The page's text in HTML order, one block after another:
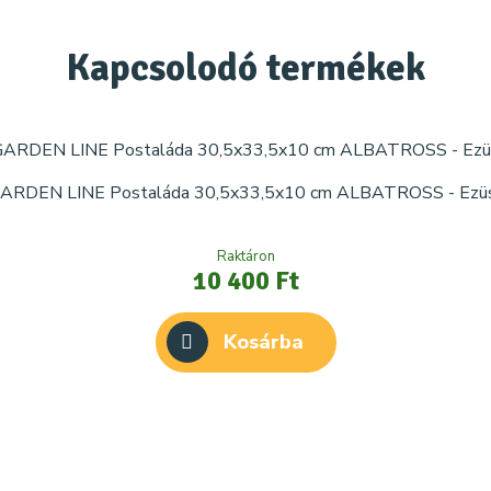
Kapcsolodó termékek
LINE Postaláda 30,5x33,5x10 cm ALBATROSS -
Raktáron
10 400 Ft
Kosárba